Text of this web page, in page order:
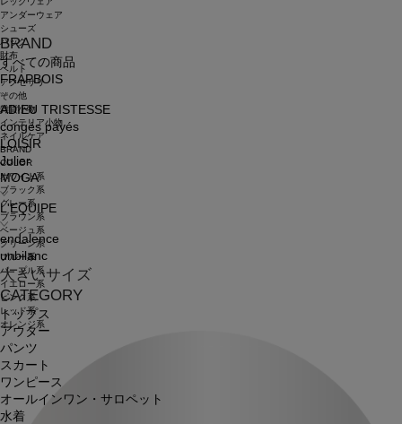
BRAND
すべての商品
FRAPBOIS
ADIEU TRISTESSE
congés payés
LOISIR
Julier
MOGA
L'EQUIPE
endalence
unbilanc
大きいサイズ
CATEGORY
トップス
アウター
パンツ
スカート
ワンピース
オールインワン・サロペット
水着
アンダーウェア
シューズ
バッグ
財布
ベルト
アクセサリ
その他
雑貨小物
インテリア小物
ネイルケア
BRAND
COLOR
ホワイト系
ブラック系
グレー系
ブラウン系
ベージュ系
グリーン系
ブルー系
パープル系
イエロー系
ピンク系
レッド系
オレンジ系